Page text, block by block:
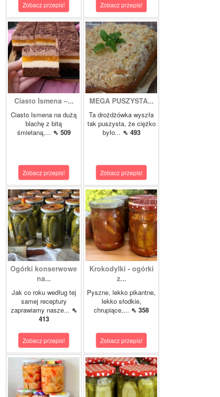
Zobacz przepis! Zobacz przepis!
Ciasto Ismena –...
Ciasto Ismena na dużą
blachę z bitą
śmietaną,... ⇖ 509
Zobacz przepis!
MEGA PUSZYSTA...
Ta drożdżówka wyszła
tak puszysta, że ciężko
było... ⇖ 493
Zobacz przepis!
Ogórki konserwowe
na...
Jak co roku według tej
samej receptury
zaprawiamy nasze... ⇖
413
Zobacz przepis!
Krokodylki - ogórki
z...
Pyszne, lekko pikantne,
lekko słodkie,
chrupiące,... ⇖ 358
Zobacz przepis!